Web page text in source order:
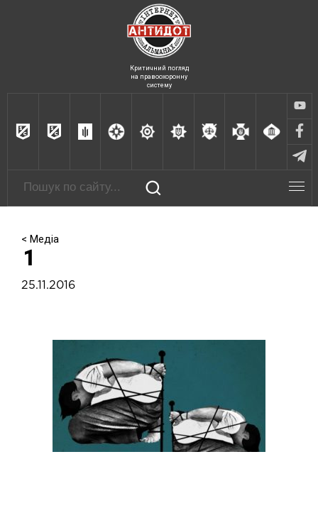
Критичний погляд
на правоохоронну
систему
< Медіа
1
25.11.2016